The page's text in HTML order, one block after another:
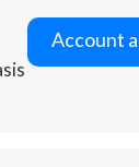
Account